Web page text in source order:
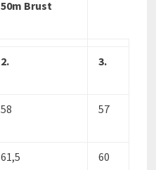
50m Brust
2. 3.
58 57
61,5 60